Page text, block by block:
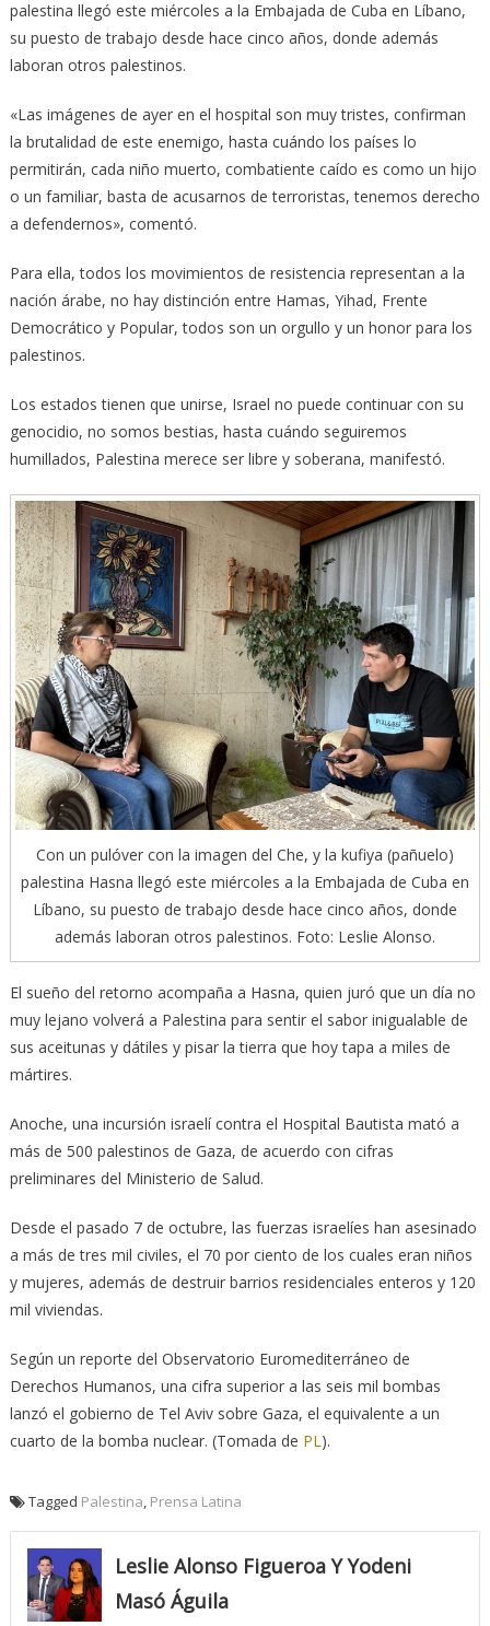
palestina llegó este miércoles a la Embajada de Cuba en Líbano,
su puesto de trabajo desde hace cinco años, donde además
laboran otros palestinos.
«Las imágenes de ayer en el hospital son muy tristes, confirman
la brutalidad de este enemigo, hasta cuándo los países lo
permitirán, cada niño muerto, combatiente caído es como un hijo
o un familiar, basta de acusarnos de terroristas, tenemos derecho
a defendernos», comentó.
Para ella, todos los movimientos de resistencia representan a la
nación árabe, no hay distinción entre Hamas, Yihad, Frente
Democrático y Popular, todos son un orgullo y un honor para los
palestinos.
Los estados tienen que unirse, Israel no puede continuar con su
genocidio, no somos bestias, hasta cuándo seguiremos
humillados, Palestina merece ser libre y soberana, manifestó.
Con un pulóver con la imagen del Che, y la kufiya (pañuelo)
palestina Hasna llegó este miércoles a la Embajada de Cuba en
Líbano, su puesto de trabajo desde hace cinco años, donde
además laboran otros palestinos. Foto: Leslie Alonso.
El sueño del retorno acompaña a Hasna, quien juró que un día no
muy lejano volverá a Palestina para sentir el sabor inigualable de
sus aceitunas y dátiles y pisar la tierra que hoy tapa a miles de
mártires.
Anoche, una incursión israelí contra el Hospital Bautista mató a
más de 500 palestinos de Gaza, de acuerdo con cifras
preliminares del Ministerio de Salud.
Desde el pasado 7 de octubre, las fuerzas israelíes han asesinado
a más de tres mil civiles, el 70 por ciento de los cuales eran niños
y mujeres, además de destruir barrios residenciales enteros y 120
mil viviendas.
Según un reporte del Observatorio Euromediterráneo de
Derechos Humanos, una cifra superior a las seis mil bombas
lanzó el gobierno de Tel Aviv sobre Gaza, el equivalente a un
cuarto de la bomba nuclear. (Tomada de PL).
Tagged Palestina, Prensa Latina
Leslie Alonso Figueroa Y Yodeni
Masó Águila